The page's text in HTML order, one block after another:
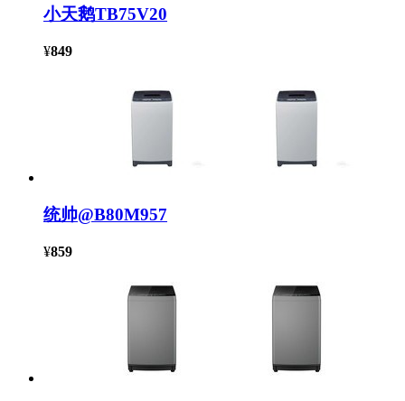
小天鹅TB75V20
¥849
统帅@B80M957
¥859